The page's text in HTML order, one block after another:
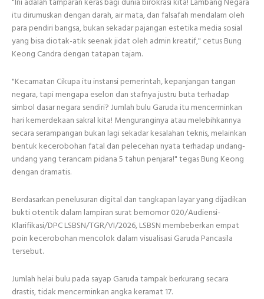
itu dirumuskan dengan darah, air mata, dan falsafah mendalam oleh
para pendiri bangsa, bukan sekadar pajangan estetika media sosial
yang bisa diotak-atik seenak jidat oleh admin kreatif," cetus Bung
Keong Candra dengan tatapan tajam.
"Kecamatan Cikupa itu instansi pemerintah, kepanjangan tangan
negara, tapi mengapa eselon dan stafnya justru buta terhadap
simbol dasar negara sendiri? Jumlah bulu Garuda itu mencerminkan
hari kemerdekaan sakral kita! Menguranginya atau melebihkannya
secara serampangan bukan lagi sekadar kesalahan teknis, melainkan
bentuk kecerobohan fatal dan pelecehan nyata terhadap undang-
undang yang terancam pidana 5 tahun penjara!" tegas Bung Keong
dengan dramatis.
Berdasarkan penelusuran digital dan tangkapan layar yang dijadikan
bukti otentik dalam lampiran surat bernomor 020/Audiensi-
Klarifikasi/DPC LSBSN/TGR/VI/2026, LSBSN membeberkan empat
poin kecerobohan mencolok dalam visualisasi Garuda Pancasila
tersebut.
Jumlah helai bulu pada sayap Garuda tampak berkurang secara
drastis, tidak mencerminkan angka keramat 17.